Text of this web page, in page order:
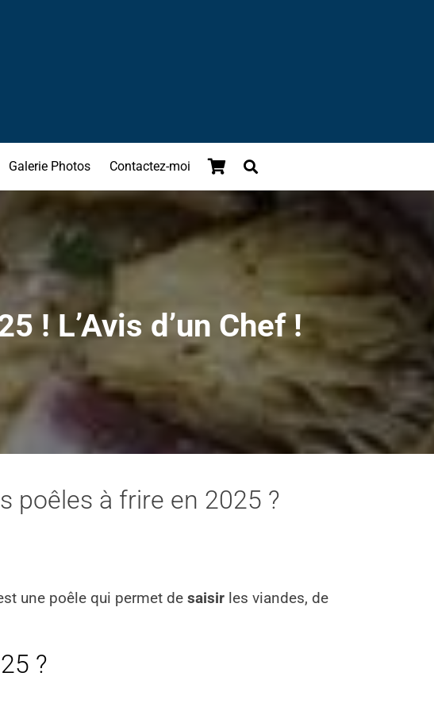
Galerie Photos Contactez-moi
! L’Avis d’un Chef !
poêles à frire en 2025 ?
une poêle qui permet de saisir les viandes, de
?